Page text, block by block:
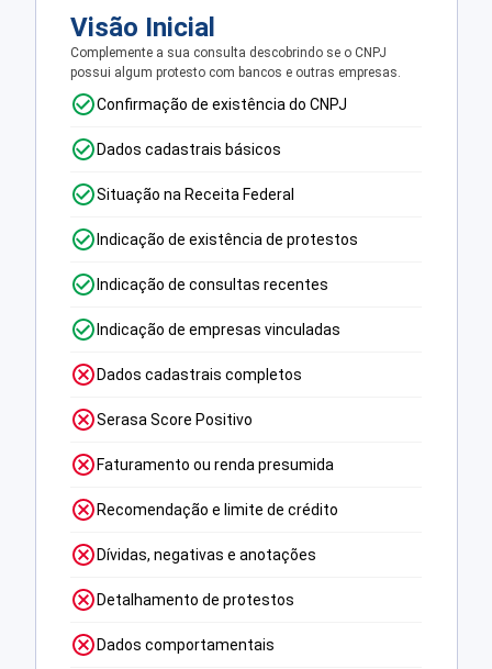
Visão Inicial
Complemente a sua consulta descobrindo se o CNPJ
possui algum protesto com bancos e outras empresas.
Confirmação de existência do CNPJ
Dados cadastrais básicos
Situação na Receita Federal
Indicação de existência de protestos
Indicação de consultas recentes
Indicação de empresas vinculadas
Dados cadastrais completos
Serasa Score Positivo
Faturamento ou renda presumida
Recomendação e limite de crédito
Dívidas, negativas e anotações
Detalhamento de protestos
Dados comportamentais